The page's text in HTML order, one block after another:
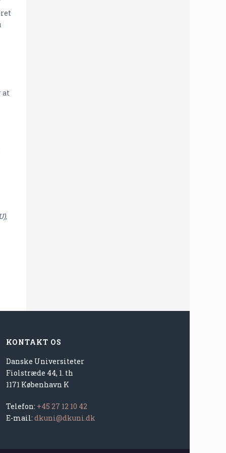
at
KONTAKT OS
Danske Universiteter
Fiolstræde 44, 1. th
1171 København K
Telefon: +45 27 12 10 42
E-mail:dkuni@dkuni.dk